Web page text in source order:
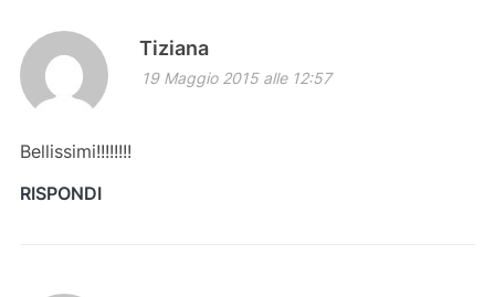
Tiziana
19 Maggio 2015 alle 12:57
Bellissimi!!!!!!!!
RISPONDI